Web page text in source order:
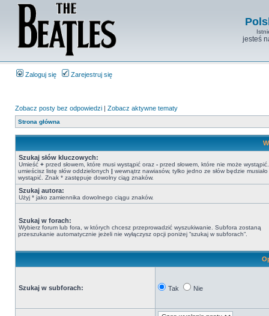
jesteś
Zaloguj się Zarejestruj się
Zobacz posty bez odpowiedzi | Zobacz aktywne tematy
Strona główna
Szukaj słów kluczowych:
Umieść + przed słowem, które musi wystąpić oraz - przed słowem, które nie może
umieścisz listę słów oddzielonych | wewnątrz nawiasów, tylko jedno ze słów będzie musiało
wystąpić. Znak * zastępuje dowolny ciąg znaków.
Szukaj autora:
Użyj * jako zamiennika dowolnego ciągu znaków.
Szukaj w forach:
Wybierz forum lub fora, w których chcesz przeprowadzić wyszukiwanie. Subfora zostaną
przeszukanie automatycznie jeżeli nie wyłączysz opcji poniżej “szukaj w subforach“.
Szukaj w subforach: Tak Nie